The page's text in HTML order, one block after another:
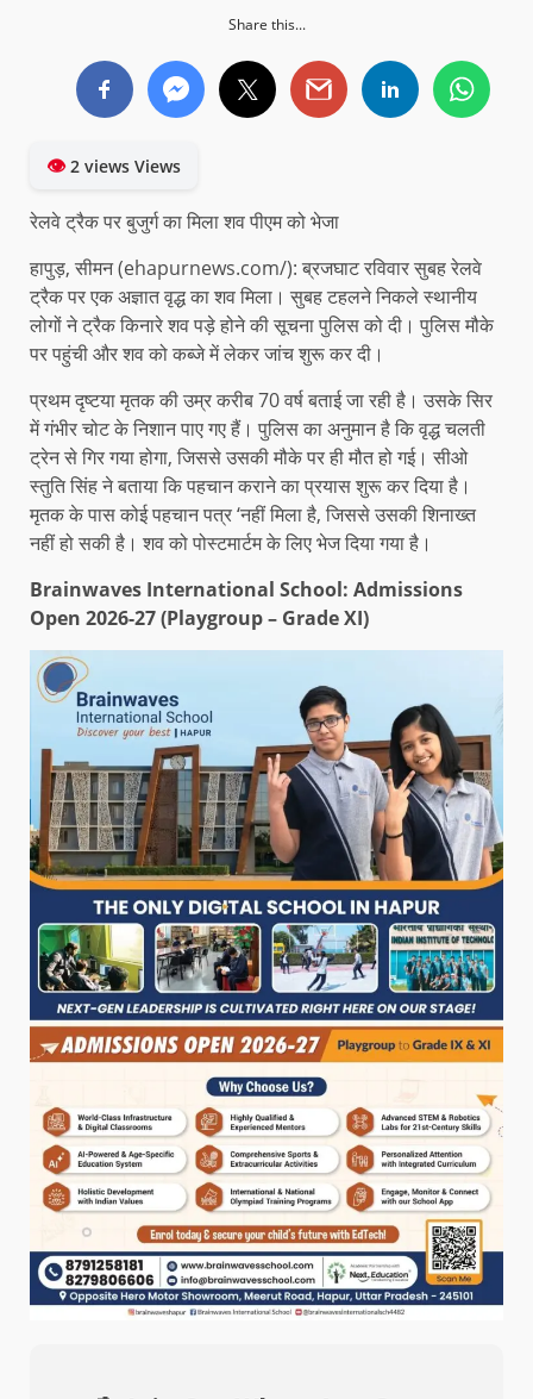
Share this...
👁2 views Views
रेलवे ट्रैक पर बुजुर्ग का मिला शव पीएम को भेजा
हापुड़, सीमन (ehapurnews.com/): ब्रजघाट रविवार सुबह रेलवे
ट्रैक पर एक अज्ञात वृद्ध का शव मिला। सुबह टहलने निकले स्थानीय
लोगों ने ट्रैक किनारे शव पड़े होने की सूचना पुलिस को दी। पुलिस मौके
पर पहुंची और शव को कब्जे में लेकर जांच शुरू कर दी।
प्रथम दृष्टया मृतक की उम्र करीब 70 वर्ष बताई जा रही है। उसके सिर
में गंभीर चोट के निशान पाए गए हैं। पुलिस का अनुमान है कि वृद्ध चलती
ट्रेन से गिर गया होगा, जिससे उसकी मौके पर ही मौत हो गई। सीओ
स्तुति सिंह ने बताया कि पहचान कराने का प्रयास शुरू कर दिया है।
मृतक के पास कोई पहचान पत्र ‘नहीं मिला है, जिससे उसकी शिनाख्त
नहीं हो सकी है। शव को पोस्टमार्टम के लिए भेज दिया गया है।
Brainwaves International School: Admissions
Open 2026-27 (Playgroup – Grade XI)